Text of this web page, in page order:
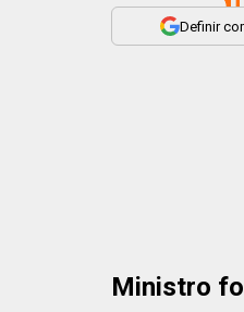
Definir
Ministro